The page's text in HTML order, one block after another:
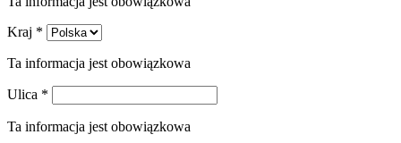
Kraj *
Ta informacja jest obowiązkowa
Ulica *
Ta informacja jest obowiązkowa